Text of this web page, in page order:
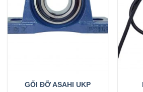
GỐI ĐỠ ASAHI UKP